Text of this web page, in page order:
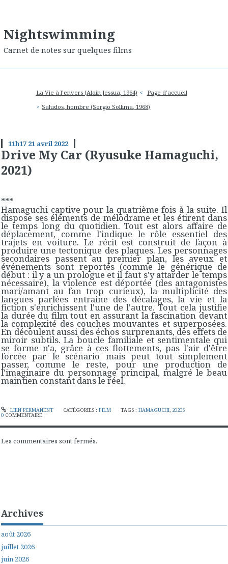
Nightswimming
Carnet de notes sur quelques films
La Vie à l'envers (Alain Jessua, 1964)
Page d'accueil
Saludos, hombre (Sergio Sollima, 1968)
11h17 21 avril 2022
Drive My Car (Ryusuke Hamaguchi,
2021)
***
Hamaguchi captive pour la quatrième fois à la suite. Il
dispose ses éléments de mélodrame et les étirent dans
le temps long du quotidien. Tout est alors affaire de
déplacement, comme l'indique le rôle essentiel des
trajets en voiture. Le récit est construit de façon à
produire une tectonique des plaques. Les personnages
secondaires passent au premier plan, les aveux et
événements sont reportés (comme le générique de
début : il y a un prologue et il faut s'y attarder le temps
nécessaire), la violence est déportée (des antagonistes
mari/amant au fan trop curieux), la multiplicité des
langues parlées entraine des décalages, la vie et la
fiction s'enrichissent l'une de l'autre. Tout cela justifie
la durée du film tout en assurant la fascination devant
la complexité des couches mouvantes et superposées.
En découlent aussi des échos surprenants, des effets de
miroir subtils. La boucle familiale et sentimentale qui
se forme n'a, grâce à ces flottements, pas l'air d'être
forcée par le scénario mais peut tout simplement
passer, comme le reste, pour une production de
l'imaginaire du personnage principal, malgré le beau
maintien constant dans le réel.
LIEN PERMANENT CATÉGORIES : FILM TAGS :HAMAGUCHI, 2020S
0 COMMENTAIRE
Les commentaires sont fermés.
Archives
août 2026
juillet 2026
juin 2026